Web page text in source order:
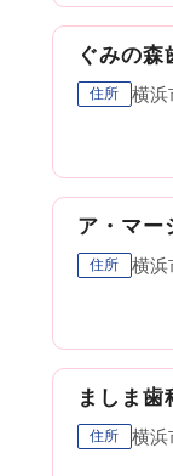
ぐみの
住所 横浜
ア・マー
住所 横浜
ましま歯
住所 横浜